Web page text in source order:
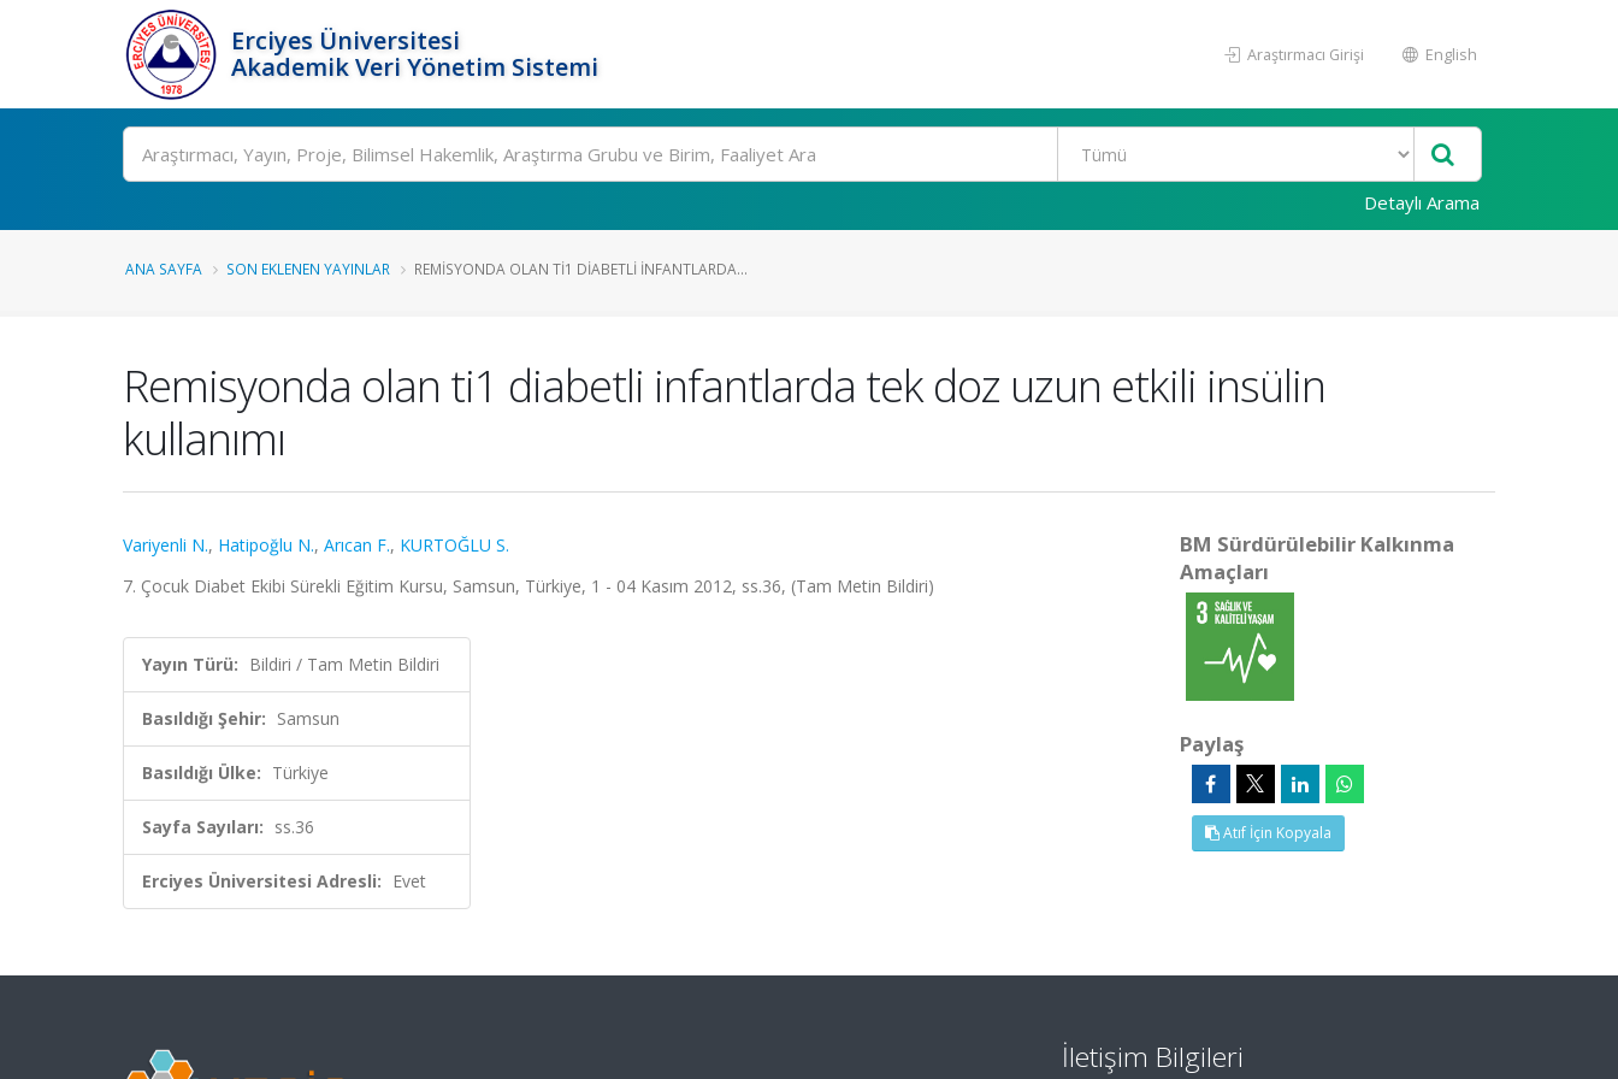
Erciyes Üniversitesi
Akademik Veri Yönetim Sistemi
Araştırmacı Girişi English
Ara
Detaylı Arama
ANA SAYFA SON EKLENEN YAYINLAR REMISYONDA OLAN TI1 DIABETLI INFANTLARDA...
Remisyonda olan ti1 diabetli infantlarda tek doz uzun etkili insülin
kullanımı
Variyenli N., Hatipoğlu N., Arıcan F., KURTOĞLU S.
7. Çocuk Diabet Ekibi Sürekli Eğitim Kursu, Samsun, Türkiye, 1 - 04 Kasım 2012, ss.36, (Tam Metin Bildiri)
Yayın Türü: Bildiri / Tam Metin Bildiri
Basıldığı Şehir: Samsun
Basıldığı Ülke: Türkiye
Sayfa Sayıları: ss.36
Erciyes Üniversitesi Adresli: Evet
BM Sürdürülebilir Kalkınma
Amaçları
Paylaş
Atıf İçin Kopyala
İletişim Bilgileri